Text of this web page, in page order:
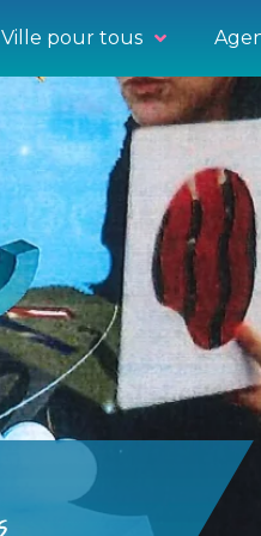
Ville pour tous